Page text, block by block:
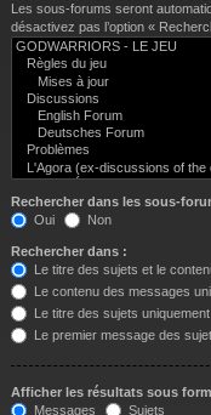
Les sous-forums seront
désactivez pas l’option «
Rechercher dans les sous-
Oui
Non
Rechercher dans :
Le titre des sujets et le
Le contenu des messages
Le titre des sujets uniquement
Le premier message des
Afficher les résultats sous
Messages
Sujets